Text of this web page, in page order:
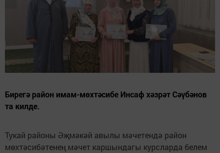
Бирегә район имам-мөхтәсибе Инсаф хәзрәт Сәүбәнов
та килде.
Тукай районы Әҗмәкәй авылы мәчетендә район
мөхтәсибәтенең мәчет каршындагы курсларда белем